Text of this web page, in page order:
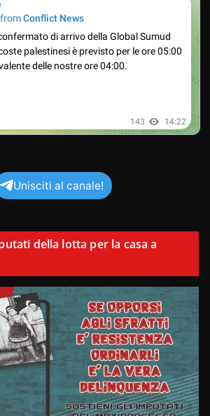
Unisciti al canale!
della lotta per la casa a